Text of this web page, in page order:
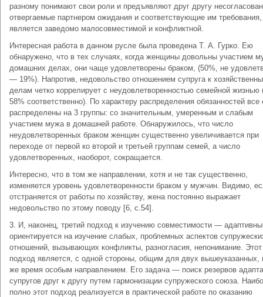
разному понимают свои роли и предъявляют друг другу
отвергаемые партнером ожидания и соответствующие им
является заведомо малосовместимой и конфликтной.
Интересная работа в данном русле была проведена Т. А. Гурко. Ею
обнаружено, что в тех случаях, когда женщины довольны участием
домашних делах, они чаще удовлетворены браком, (50%, не
— 19%). Напротив, недовольство отношением супруга к
делам четко коррелирует с неудовлетворенностью семейной жизнью
58% соответственно). По характеру распределения обязанностей все
распределены на 3 группы: со значительным, умеренным и слабым
участием мужа в домашней работе. Обнаружилось, что число
неудовлетворенных браком женщин существенно увеличивается при
переходе от первой ко второй и третьей группам семей, а число
удовлетворенных, наоборот, сокращается.
Интересно, что в том же направлении, хотя и не так существенно,
изменяется уровень удовлетворенности браком у мужчин. Видимо,
отстраняется от работы по хозяйству, жена постоянно выражает
недовольство по этому поводу [6, с.54].
3. И, наконец, третий подход к изучению совместимости —
ориентируется на изучение слабых, проблемных аспектов
отношений, вызывающих конфликты, разногласия, непонимание. Этот
подход является, с одной стороны, общим для двух вышеуказанных,
же время особым направлением. Его задача — поиск резервов
супругов друг к другу путем гармонизации супружеского союза.
полно этот подход реализуется в практической работе по оказанию